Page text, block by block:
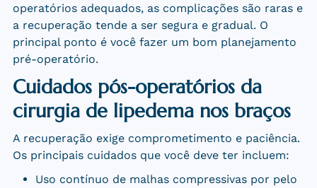
operatórios adequados, as complicações são raras e
a recuperação tende a ser segura e gradual. O
principal ponto é você fazer um bom planejamento
pré-operatório.
Cuidados pós-operatórios da
cirurgia de lipedema nos braços
A recuperação exige comprometimento e paciência.
Os principais cuidados que você deve ter incluem:
Uso contínuo de malhas compressivas por pelo